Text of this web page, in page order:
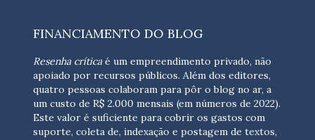
FINANCIAMENTO DO BLOG
Resenha críticaé um empreendimento privado, não
apoiado por recursos públicos. Além dos editores,
quatro pessoas colaboram para pôr o blog no ar, a
um custo de R$ 2.000 mensais (em números de 2022).
Este valor é suficiente para cobrir os gastos com
suporte, coleta de, indexação e postagem de textos,